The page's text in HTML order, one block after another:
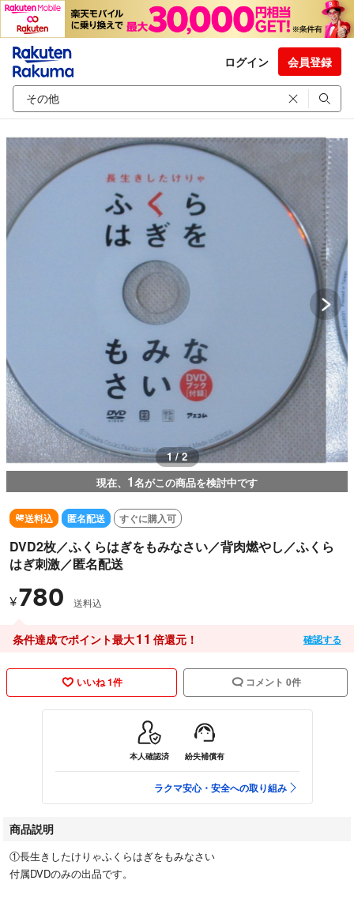
ログイン 会員登録
1 / 2
現在、 1名がこの商品を検討中です
送料込 匿名配送 すぐに購入可
DVD2枚／ふくらはぎをもみなさい／背肉燃やし／ふくら
はぎ刺激／匿名配送
¥780 送料込
条件達成でポイント最大11 倍還元！ 確認する
いいね 1件 コメント 0件
本人確認済 紛失補償有
ラクマ安心・安全への取り組み
商品説明
①長生きしたけりゃふくらはぎをもみなさい
付属DVDのみの出品です。